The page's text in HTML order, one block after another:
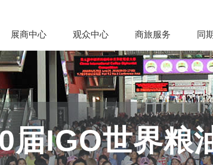
展商中心 观众中心 商旅服务 同
届IGO世界粮